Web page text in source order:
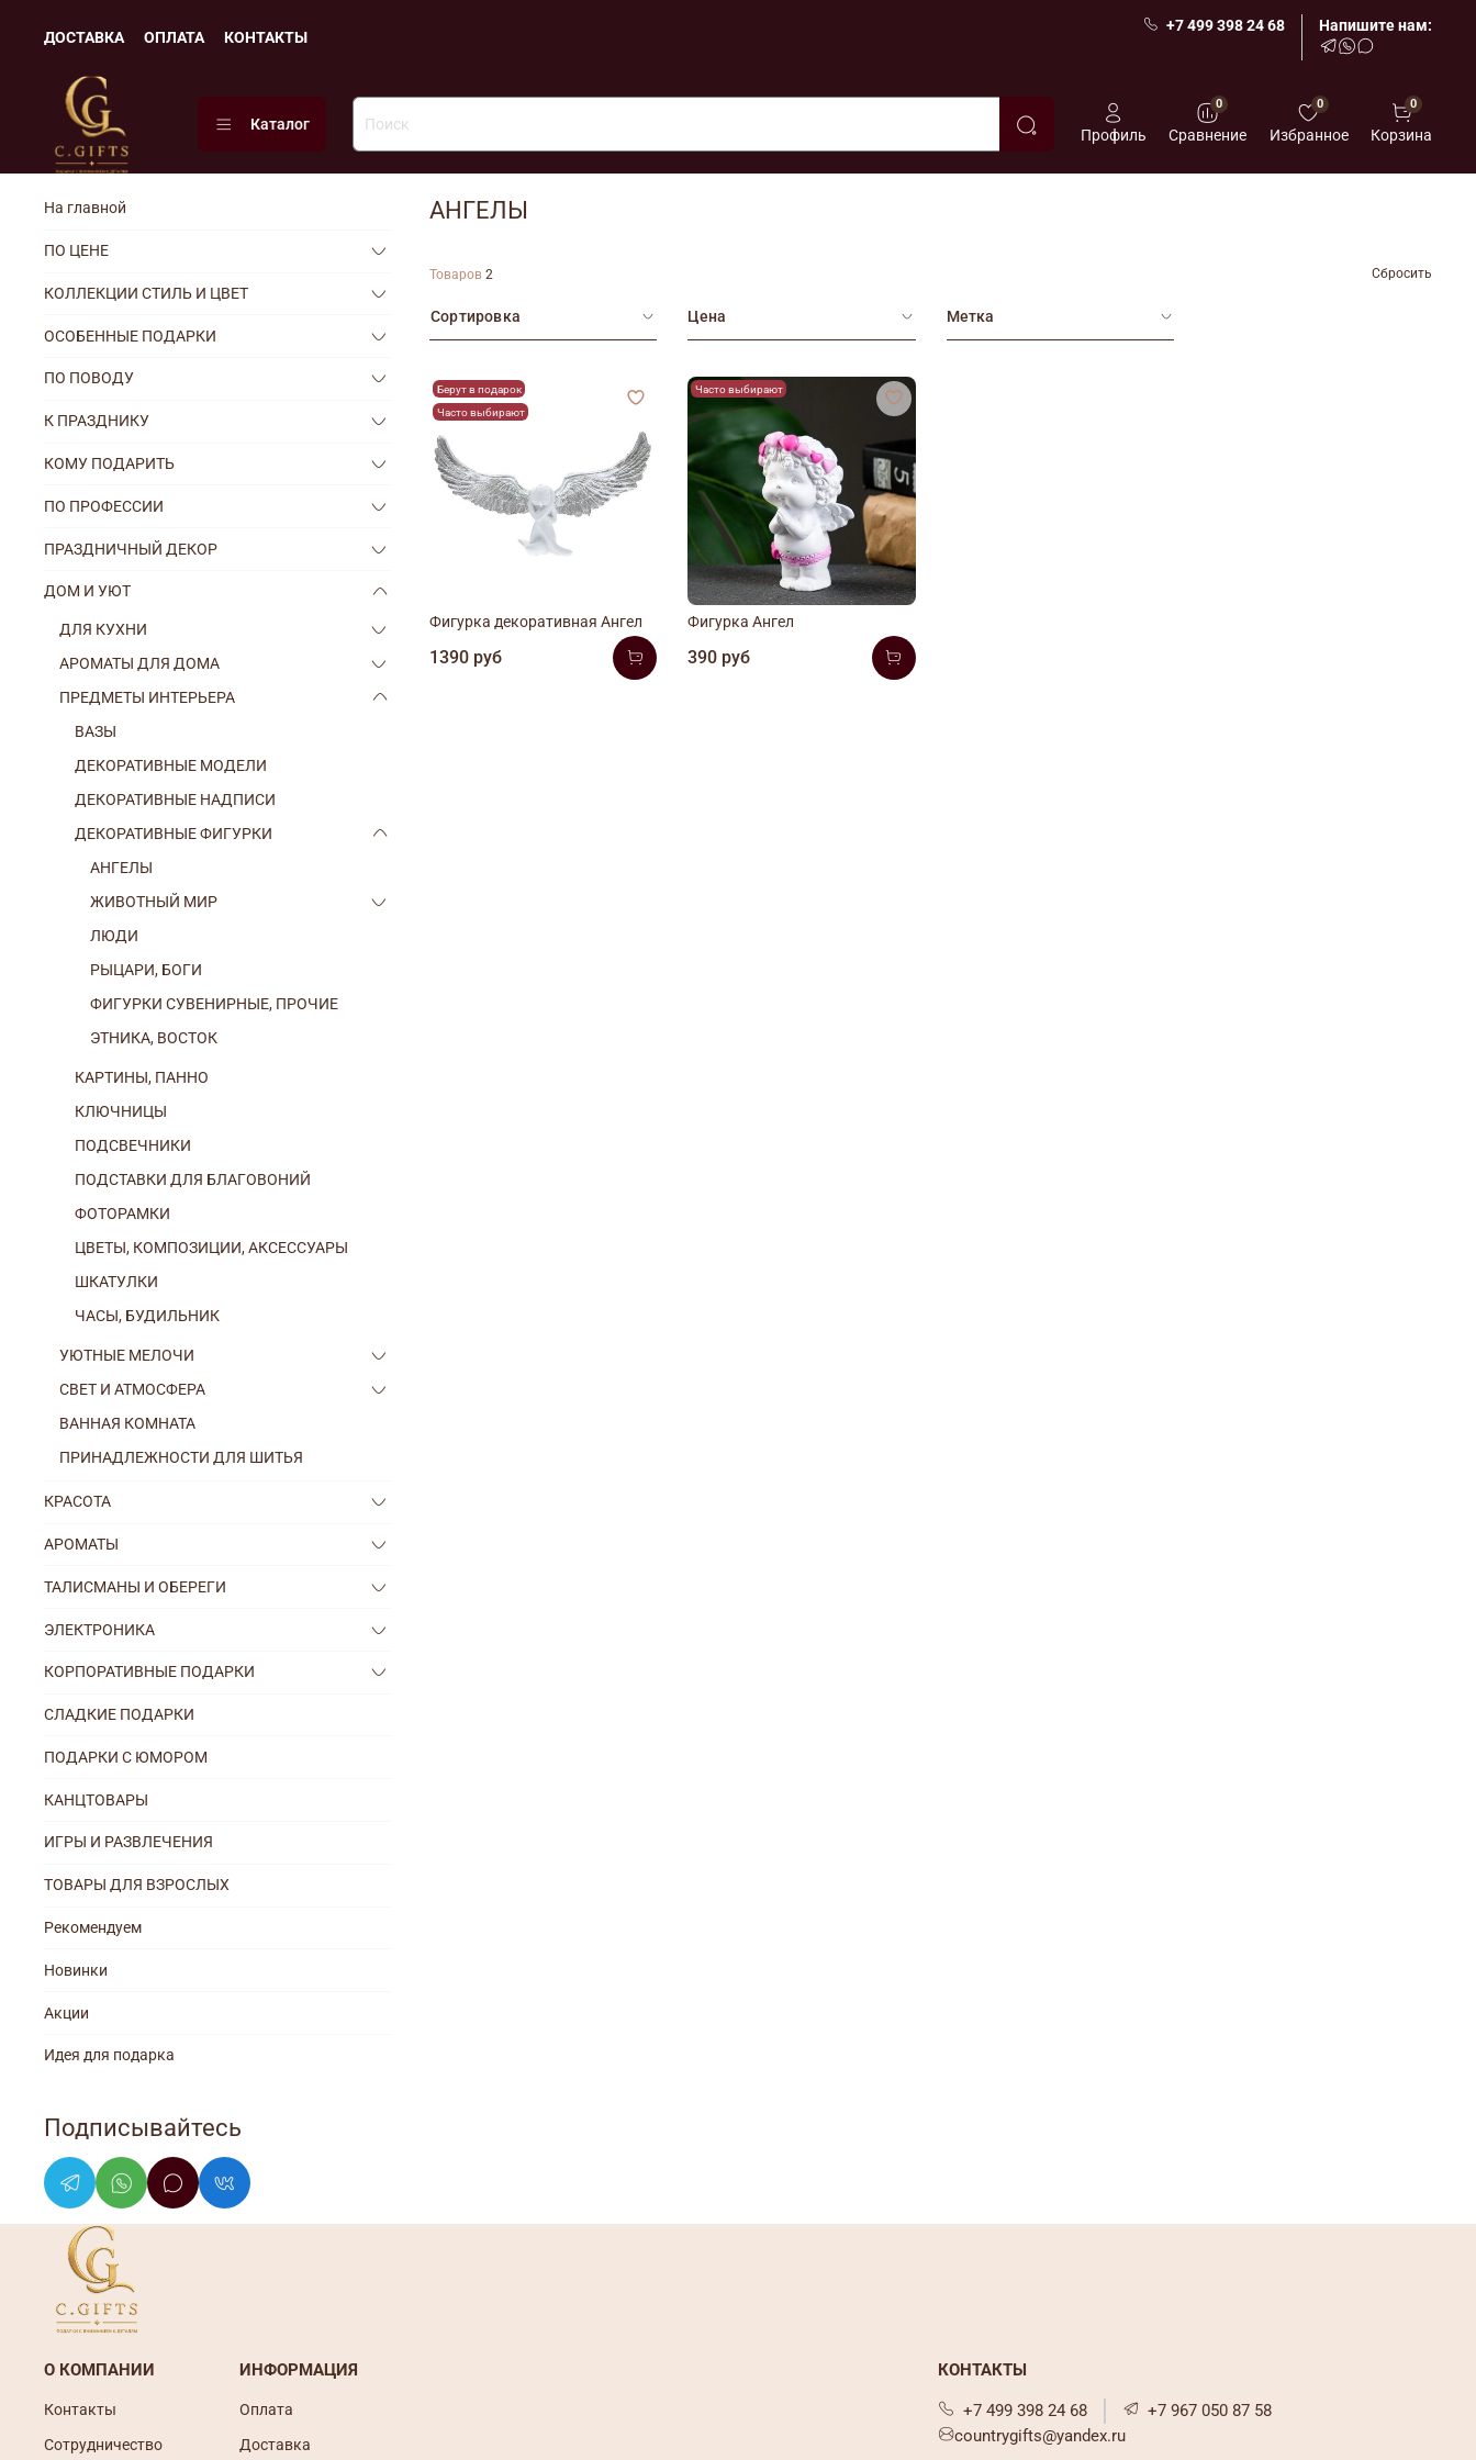
ДОСТАВКА ОПЛАТА КОНТАКТЫ
+7 499 398 24 68 Напишите нам:
Каталог
Профиль
0
Сравнение
0
Избранное
0
Корзина
АНГЕЛЫ
Товаров2 Сбросить
Сортировка Цена Метка
Берут в подарок
Часто выбирают
Фигурка декоративная Ангел
1390 руб
Часто выбирают
Фигурка Ангел
390 руб
На главной
ПО ЦЕНЕ
КОЛЛЕКЦИИ СТИЛЬ И ЦВЕТ
ОСОБЕННЫЕ ПОДАРКИ
ПО ПОВОДУ
К ПРАЗДНИКУ
КОМУ ПОДАРИТЬ
ПО ПРОФЕССИИ
ПРАЗДНИЧНЫЙ ДЕКОР
ДОМ И УЮТ
ДЛЯ КУХНИ
АРОМАТЫ ДЛЯ ДОМА
ПРЕДМЕТЫ ИНТЕРЬЕРА
ВАЗЫ
ДЕКОРАТИВНЫЕ МОДЕЛИ
ДЕКОРАТИВНЫЕ НАДПИСИ
ДЕКОРАТИВНЫЕ ФИГУРКИ
АНГЕЛЫ
ЖИВОТНЫЙ МИР
ЛЮДИ
РЫЦАРИ, БОГИ
ФИГУРКИ СУВЕНИРНЫЕ, ПРОЧИЕ
ЭТНИКА, ВОСТОК
КАРТИНЫ, ПАННО
КЛЮЧНИЦЫ
ПОДСВЕЧНИКИ
ПОДСТАВКИ ДЛЯ БЛАГОВОНИЙ
ФОТОРАМКИ
ЦВЕТЫ, КОМПОЗИЦИИ, АКСЕССУАРЫ
ШКАТУЛКИ
ЧАСЫ, БУДИЛЬНИК
УЮТНЫЕ МЕЛОЧИ
СВЕТ И АТМОСФЕРА
ВАННАЯ КОМНАТА
ПРИНАДЛЕЖНОСТИ ДЛЯ ШИТЬЯ
КРАСОТА
АРОМАТЫ
ТАЛИСМАНЫ И ОБЕРЕГИ
ЭЛЕКТРОНИКА
КОРПОРАТИВНЫЕ ПОДАРКИ
СЛАДКИЕ ПОДАРКИ
ПОДАРКИ С ЮМОРОМ
КАНЦТОВАРЫ
ИГРЫ И РАЗВЛЕЧЕНИЯ
ТОВАРЫ ДЛЯ ВЗРОСЛЫХ
Рекомендуем
Новинки
Акции
Идея для подарка
Подписывайтесь
О КОМПАНИИ
Контакты
Сотрудничество
ИНФОРМАЦИЯ
Оплата
Доставка
КОНТАКТЫ
+7 499 398 24 68
+7 967 050 87 58
countrygifts@yandex.ru